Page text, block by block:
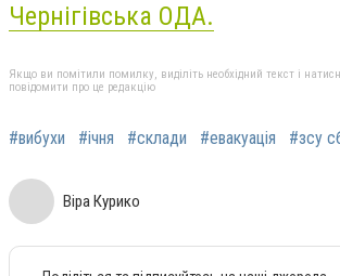
Чернігівська ОДА.
Якщо ви помітили помилку, виділіть необхідний текст і
повідомити про це редакцію
#вибухи #ічня #склади #евакуація #зсу
Віра Курико